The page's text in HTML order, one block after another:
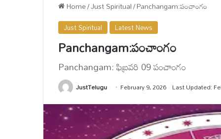
Home/Just Spiritual/Panchangam:పంచాంగం
Just Spiritual Latest News
Panchangam:పంచాంగం
Panchangam: ఫిబ్రవరి 09 పంచాంగం
JustTelugu February 9, 2026 Last Updated: